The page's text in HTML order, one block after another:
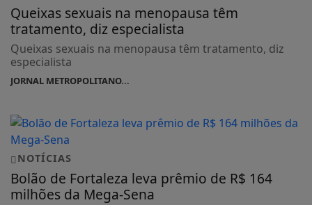
Queixas sexuais na menopausa têm
tratamento, diz especialista
Queixas sexuais na menopausa têm tratamento, diz
especialista
JORNAL METROPOLITANO...
NOTÍCIAS
Bolão de Fortaleza leva prêmio de R$ 164
milhões da Mega-Sena